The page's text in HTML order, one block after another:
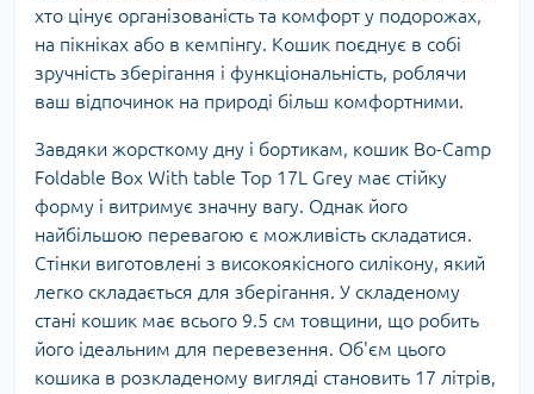
хто цінує організованість та комфорт у подорожах,
на пікніках або в кемпінгу. Кошик поєднує в собі
зручність зберігання і функціональність, роблячи
ваш відпочинок на природі більш комфортними.
Завдяки жорсткому дну і бортикам, кошик Bo-Camp
Foldable Box With table Top 17L Grey має стійку
форму і витримує значну вагу. Однак його
найбільшою перевагою є можливість складатися.
Стінки виготовлені з високоякісного силікону, який
легко складається для зберігання. У складеному
стані кошик має всього 9.5 см товщини, що робить
його ідеальним для перевезення. Об'єм цього
кошика в розкладеному вигляді становить 17 літрів,